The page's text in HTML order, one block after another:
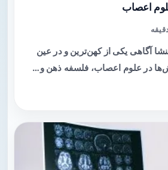
اعصاب
آگاهی یکی از کهن‌ترین و در عین
در علوم اعصاب، فلسفه ذهن و…